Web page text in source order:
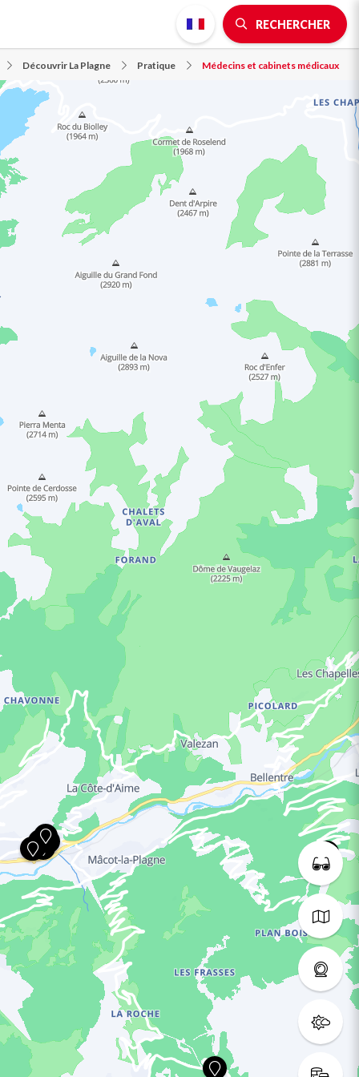
RECHERCHER
Découvrir La Plagne Pratique Médecins et cabinets médicaux